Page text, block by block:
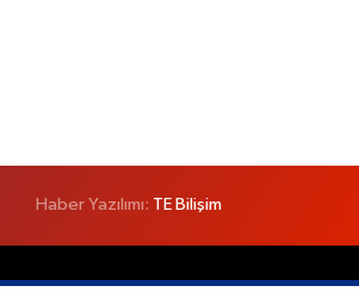
Haber Yazılımı: TE Bilişim